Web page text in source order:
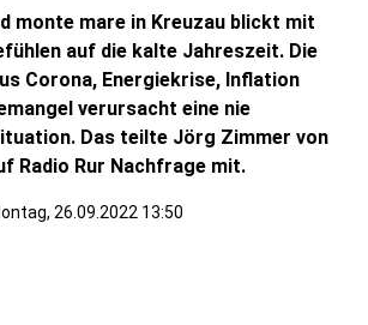
monte mare in Kreuzau blickt mit
auf die kalte Jahreszeit. Die
Corona, Energiekrise, Inflation
verursacht eine nie
Das teilte Jörg Zimmer von
Radio Rur Nachfrage mit.
26.09.2022 13:50